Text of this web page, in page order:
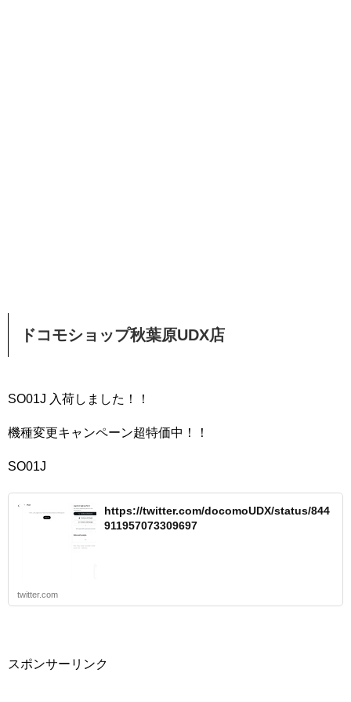
ドコモショップ秋葉原UDX店
SO01J 入荷しました！！
機種変更キャンペーン超特価中！！
SO01J
https://twitter.com/docomoUDX/status/844
911957073309697
twitter.com
スポンサーリンク